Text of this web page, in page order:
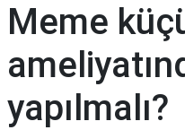
Meme
yapılmalı?